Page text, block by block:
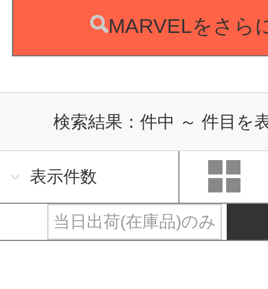
MARVELをさら
検索結果： 件中 ～ 件目を
表示件数
当日出荷(在庫品)のみ